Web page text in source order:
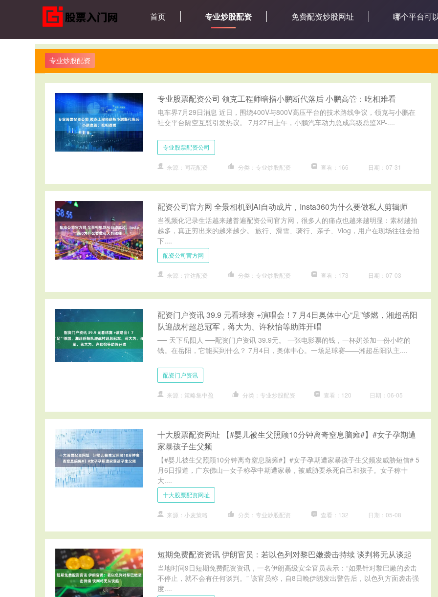
首页 专业炒股配资 免费配资炒股网址 哪个平台可
专业炒股配资
专业股票配资公司 领克工程师暗指小鹏断代落后 小鹏高管：吃相难看
电车界7月29日消息 近日，围绕400V与800V高压平台的技术路线争议，领克与小鹏在
社交平台隔空互怼引发热议。 7月27日上午，小鹏汽车动力总成高级总监XP-....
专业股票配资公司
来源：同花配资 分类：专业炒股配资 查看：166 日期：07-31
配资公司官方网 全景相机到AI自动成片，Insta360为什么要做私人剪辑师
当视频化记录生活越来越普遍配资公司官方网，很多人的痛点也越来越明显：素材越拍
越多，真正剪出来的越来越少。 旅行、滑雪、骑行、亲子、Vlog，用户在现场往往会拍
下....
配资公司官方网
来源：雷达配资 分类：专业炒股配资 查看：173 日期：07-03
配资门户资讯 39.9 元看球赛 +演唱会！7 月4日奥体中心“足”够燃，湘超岳阳
队迎战村超总冠军，蒋大为、许秋怡等助阵开唱
── 天下岳阳人 ──配资门户资讯 39.9元。 一张电影票的钱，一杯奶茶加一份小吃的
钱。在岳阳，它能买到什么？ 7月4日，奥体中心。一场足球赛——湘超岳阳队主....
配资门户资讯
来源：策略集中盈 分类：专业炒股配资 查看：120 日期：06-05
十大股票配资网址 【#婴儿被生父照顾10分钟离奇窒息脑瘫#】#女子孕期遭
家暴孩子生父频
【#婴儿被生父照顾10分钟离奇窒息脑瘫#】#女子孕期遭家暴孩子生父频发威胁短信# 5
月6日报道，广东佛山一女子称孕中期遭家暴，被威胁要杀死自己和孩子。女子称十
大....
十大股票配资网址
来源：小麦策略 分类：专业炒股配资 查看：132 日期：05-08
短期免费配资资讯 伊朗官员：若以色列对黎巴嫩袭击持续 谈判将无从谈起
当地时间9日短期免费配资资讯，一名伊朗高级安全官员表示：“如果针对黎巴嫩的袭击
不停止，就不会有任何谈判。” 该官员称，自8日晚伊朗发出警告后，以色列方面袭击强
度....